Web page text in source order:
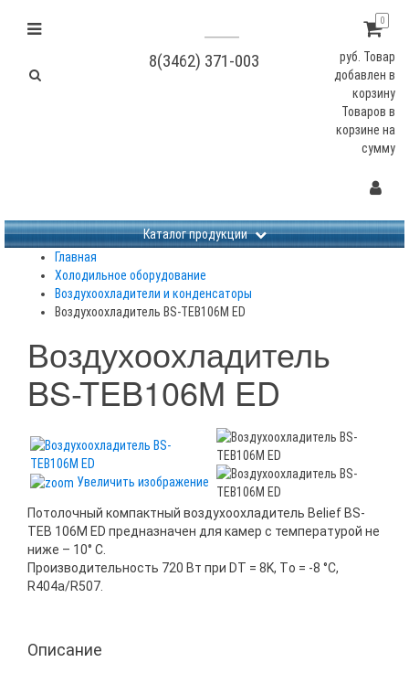
8(3462) 371-003
0
руб. Товар
добавлен в
корзину
Товаров в
корзине на
сумму
Не заданы изображения Каталог продукции
Главная
Холодильное оборудование
Воздухоохладители и конденсаторы
Воздухоохладитель BS-TEB106M ED
Воздухоохладитель
BS-TEB106M ED
Увеличить изображение
Потолочный компактный воздухоохладитель Belief ВS-
ТЕВ 106M ED предназначен для камер с температурой не
ниже – 10° С.
Производительность 720 Вт при DT = 8K, Tо = -8 °C,
R404a/R507.
Описание